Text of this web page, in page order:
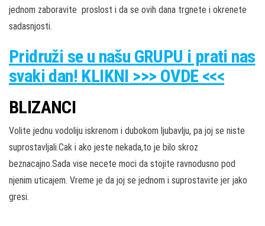
jednom zaboravite proslost i da se ovih dana trgnete i okrenete
sadasnjosti.
Pridruži se u našu GRUPU i prati nas
svaki dan! KLIKNI >>> OVDE <<<
BLIZANCI
Volite jednu vodoliju iskrenom i dubokom ljubavlju, pa joj se niste
suprostavljali.Cak i ako jeste nekada,to je bilo skroz
beznacajno.Sada vise necete moci da stojite ravnodusno pod
njenim uticajem. Vreme je da joj se jednom i suprostavite jer jako
gresi.